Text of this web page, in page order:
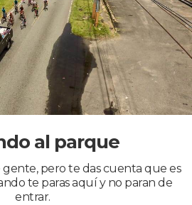
al parque
gente, pero te das cuenta que es
te paras aquí y no paran de
entrar.